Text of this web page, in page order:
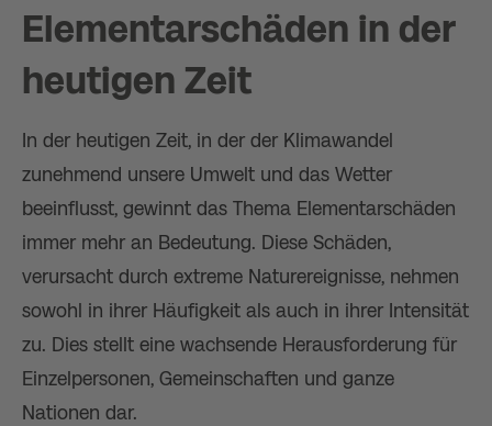
Elementarschäden in der
heutigen Zeit
In der heutigen Zeit, in der der Klimawandel
zunehmend unsere Umwelt und das Wetter
beeinflusst, gewinnt das Thema Elementarschäden
immer mehr an Bedeutung. Diese Schäden,
verursacht durch extreme Naturereignisse, nehmen
sowohl in ihrer Häufigkeit als auch in ihrer Intensität
zu. Dies stellt eine wachsende Herausforderung für
Einzelpersonen, Gemeinschaften und ganze
Nationen dar.